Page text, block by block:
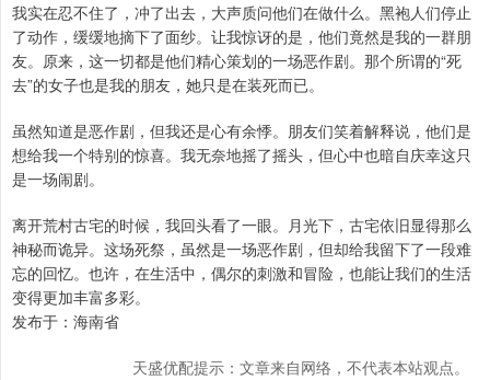
我实在忍不住了，冲了出去，大声质问他们在做什么。黑袍人们停止
了动作，缓缓地摘下了面纱。让我惊讶的是，他们竟然是我的一群朋
友。原来，这一切都是他们精心策划的一场恶作剧。那个所谓的“死
去”的女子也是我的朋友，她只是在装死而已。
虽然知道是恶作剧，但我还是心有余悸。朋友们笑着解释说，他们是
想给我一个特别的惊喜。我无奈地摇了摇头，但心中也暗自庆幸这只
是一场闹剧。
离开荒村古宅的时候，我回头看了一眼。月光下，古宅依旧显得那么
神秘而诡异。这场死祭，虽然是一场恶作剧，但却给我留下了一段难
忘的回忆。也许，在生活中，偶尔的刺激和冒险，也能让我们的生活
变得更加丰富多彩。
发布于：海南省
天盛优配提示：文章来自网络，不代表本站观点。